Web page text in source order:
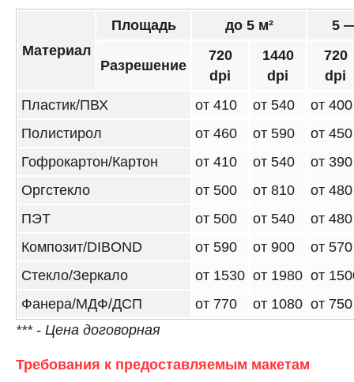
Материал
Площадь до 5 м² 5
Разрешение
720
dpi
1440
dpi
720
dpi
Пластик/ПВХ
от 410 от 540
от 400
Полистирол
от 460 от 590
от 450
Гофрокартон/Картон
от 410 от 540
от 390
Оргстекло
от 500 от 810
от 480
ПЭТ
от 500 от 540
от 480
Композит/DIBOND
от 590 от 900
от 570
Стекло/Зеркало
от 1530 от 1980 от
Фанера/МДФ/ДСП
от 770 от 1080 от 750
*** - Цена договорная
Требования к предоставляемым макетам